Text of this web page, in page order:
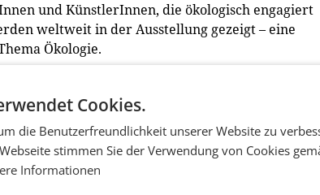
und KünstlerInnen, die ökologisch engagiert
weltweit in der Ausstellung gezeigt – eine
Ökologie.
seiner Erlebnisse als Hilfeleistender nach der
Kräfte hinter dem Kollektiv „4th Block“, das
Er ist derzeit Senior Dozent an der FH
zu uns. In den vergangenen Jahren
London, Istanbul und Berlin.
Cookies.
die Benutzerfreundlichkeit unserer Website zu
stimmen Sie der Verwendung von Cookies
Informationen